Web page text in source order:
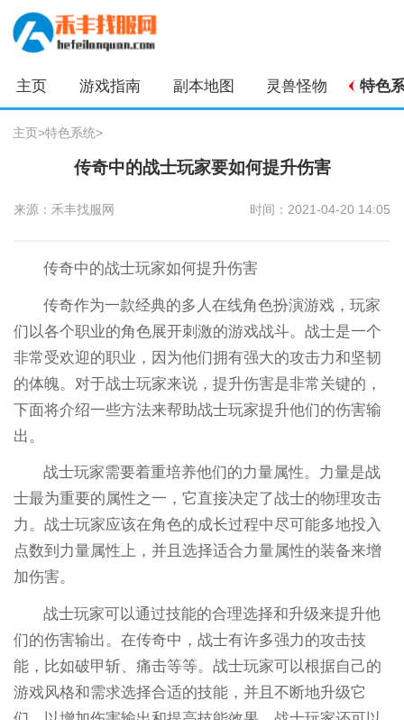
主页 游戏指南 副本地图 灵兽怪物 特色
主页>特色系统>
传奇中的战士玩家要如何提升伤害
来源：禾丰找服网 时间：2021-04-20 14:05
传奇中的战士玩家如何提升伤害
传奇作为一款经典的多人在线角色扮演游戏，玩家
们以各个职业的角色展开刺激的游戏战斗。战士是一个
非常受欢迎的职业，因为他们拥有强大的攻击力和坚韧
的体魄。对于战士玩家来说，提升伤害是非常关键的，
下面将介绍一些方法来帮助战士玩家提升他们的伤害输
出。
战士玩家需要着重培养他们的力量属性。力量是战
士最为重要的属性之一，它直接决定了战士的物理攻击
力。战士玩家应该在角色的成长过程中尽可能多地投入
点数到力量属性上，并且选择适合力量属性的装备来增
加伤害。
战士玩家可以通过技能的合理选择和升级来提升他
们的伤害输出。在传奇中，战士有许多强力的攻击技
能，比如破甲斩、痛击等等。战士玩家可以根据自己的
游戏风格和需求选择合适的技能，并且不断地升级它